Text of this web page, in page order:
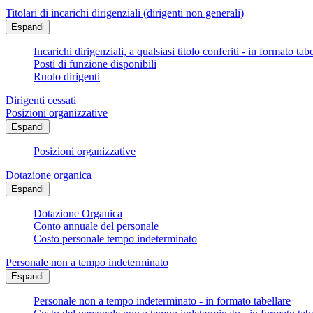
Titolari di incarichi dirigenziali (dirigenti non generali)
Espandi
Incarichi dirigenziali, a qualsiasi titolo conferiti - in formato
Posti di funzione disponibili
Ruolo dirigenti
Dirigenti cessati
Posizioni organizzative
Espandi
Posizioni organizzative
Dotazione organica
Espandi
Dotazione Organica
Conto annuale del personale
Costo personale tempo indeterminato
Personale non a tempo indeterminato
Espandi
Personale non a tempo indeterminato - in formato tabellare